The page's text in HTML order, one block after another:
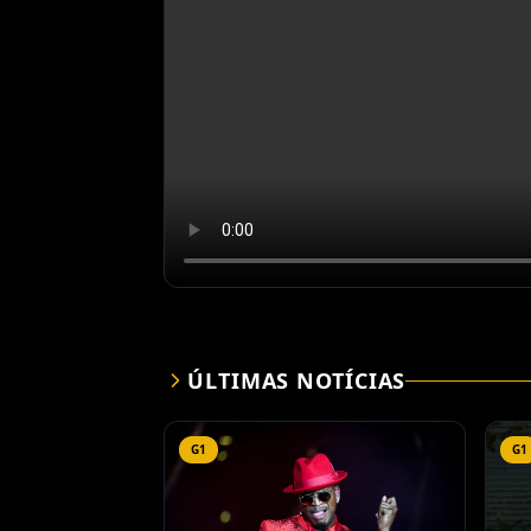
ÚLTIMAS NOTÍCIAS
G1 G1